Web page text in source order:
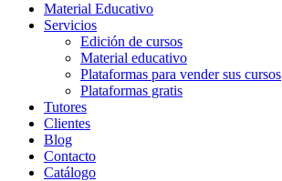
Material Educativo
Servicios
Edición de cursos
Material educativo
Plataformas para vender sus cursos
Plataformas gratis
Tutores
Clientes
Blog
Contacto
Catálogo